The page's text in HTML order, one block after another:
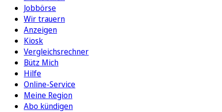
Jobbörse
Wir trauern
Anzeigen
Kiosk
Vergleichsrechner
Bütz Mich
Hilfe
Online-Service
Meine Region
Abo kündigen